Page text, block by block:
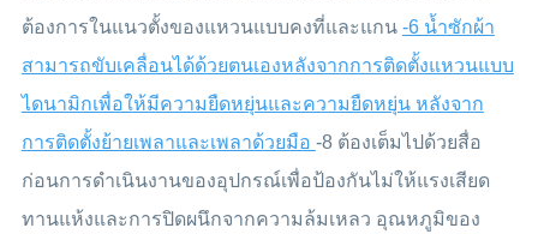
ต้องการในแนวตั้งของแหวนแบบคงที่และแกน -6 น้ำซักผ้า
สามารถขับเคลื่อนได้ด้วยตนเองหลังจากการติดตั้งแหวนแบบ
ไดนามิกเพื่อให้มีความยืดหยุ่นและความยืดหยุ่น หลังจาก
การติดตั้งย้ายเพลาและเพลาด้วยมือ -8 ต้องเต็มไปด้วยสื่อ
ก่อนการดำเนินงานของอุปกรณ์เพื่อป้องกันไม่ให้แรงเสียด
ทานแห้งและการปิดผนึกจากความล้มเหลว อุณหภูมิของ